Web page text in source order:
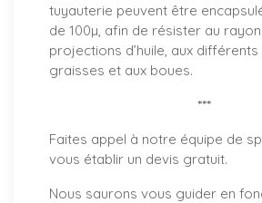
tuyauterie peuvent être
de 100µ, afin de résister au
projections d’huile, aux
graisses et aux boues.
***
Faites appel à notre équipe de
vous établir un devis gratuit.
Nous saurons vous guider en